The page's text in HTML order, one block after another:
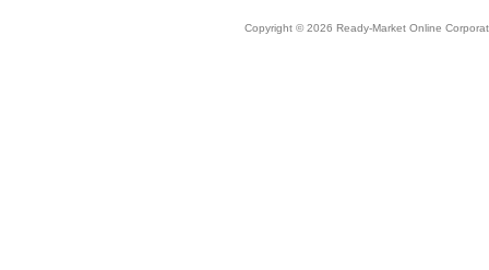
Copyright © 2026 Ready-Market Online